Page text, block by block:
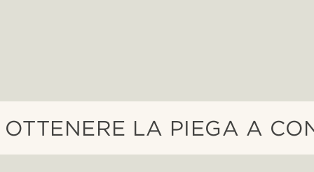
OTTENERE LA PIEGA A